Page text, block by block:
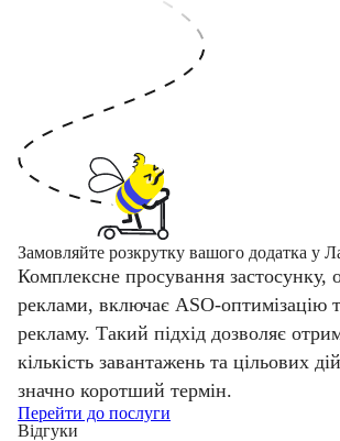
Замовляйте розкрутку вашого додатка у
Комплексне просування застосунку,
реклами, включає ASO-оптимізацію
рекламу. Такий підхід дозволяє
кількість завантажень та цільових
значно коротший термін.
Перейти до послуги
Відгуки